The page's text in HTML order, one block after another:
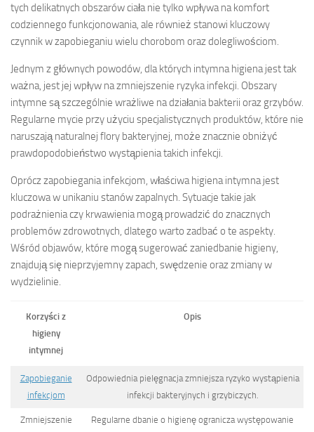
tych delikatnych obszarów ciała nie tylko wpływa na komfort
codziennego funkcjonowania, ale również stanowi kluczowy
czynnik w zapobieganiu wielu chorobom oraz dolegliwościom.
Jednym z głównych powodów, dla których intymna higiena jest tak
ważna, jest jej wpływ na zmniejszenie ryzyka infekcji. Obszary
intymne są szczególnie wrażliwe na działania bakterii oraz grzybów.
Regularne mycie przy użyciu specjalistycznych produktów, które nie
naruszają naturalnej flory bakteryjnej, może znacznie obniżyć
prawdopodobieństwo wystąpienia takich infekcji.
Oprócz zapobiegania infekcjom, właściwa higiena intymna jest
kluczowa w unikaniu stanów zapalnych. Sytuacje takie jak
podrażnienia czy krwawienia mogą prowadzić do znacznych
problemów zdrowotnych, dlatego warto zadbać o te aspekty.
Wśród objawów, które mogą sugerować zaniedbanie higieny,
znajdują się nieprzyjemny zapach, swędzenie oraz zmiany w
wydzielinie.
Korzyści z
higieny
intymnej
Opis
Zapobieganie
infekcjom
Odpowiednia pielęgnacja zmniejsza ryzyko wystąpienia
infekcji bakteryjnych i grzybiczych.
Zmniejszenie
Regularne dbanie o higienę ogranicza występowanie